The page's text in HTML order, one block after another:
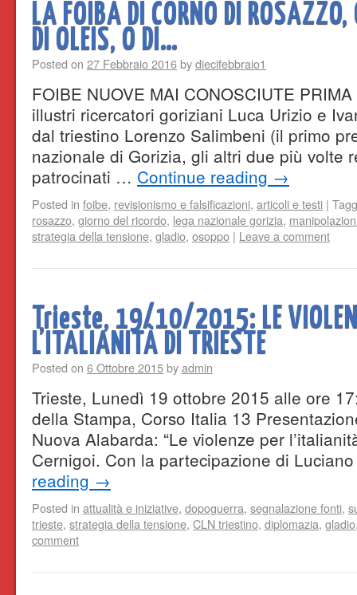
LA FOIBA DI CORNO DI
DI OLEIS, O DI…
Posted on 27 Febbraio 2016bydiecifebbraio1
FOIBE NUOVE MAI CONOSCIUTE
illustri ricercatori goriziani Luca Urizio e
dal triestino Lorenzo Salimbeni (il primo
nazionale di Gorizia, gli altri due più volte
patrocinati … Continue reading →
Posted in foibe, revisionismo e falsificazioni, articoli e testi |
rosazzo, giorno del ricordo, lega nazionale gorizia,
strategia della tensione, gladio, osoppo | Leave a comment
Trieste, 19/10/2015: LE
L’ITALIANITÀ DI TRIESTE
Posted on 6 Ottobre 2015byadmin
Trieste, Lunedì 19 ottobre 2015 alle ore
della Stampa, Corso Italia 13
Nuova Alabarda: “Le violenze per
Cernigoi. Con la partecipazione di
reading →
Posted in attualità e iniziative, dopoguerra, segnalazione fonti,
trieste, strategia della tensione, CLN triestino, diplomazia, gladio
comment